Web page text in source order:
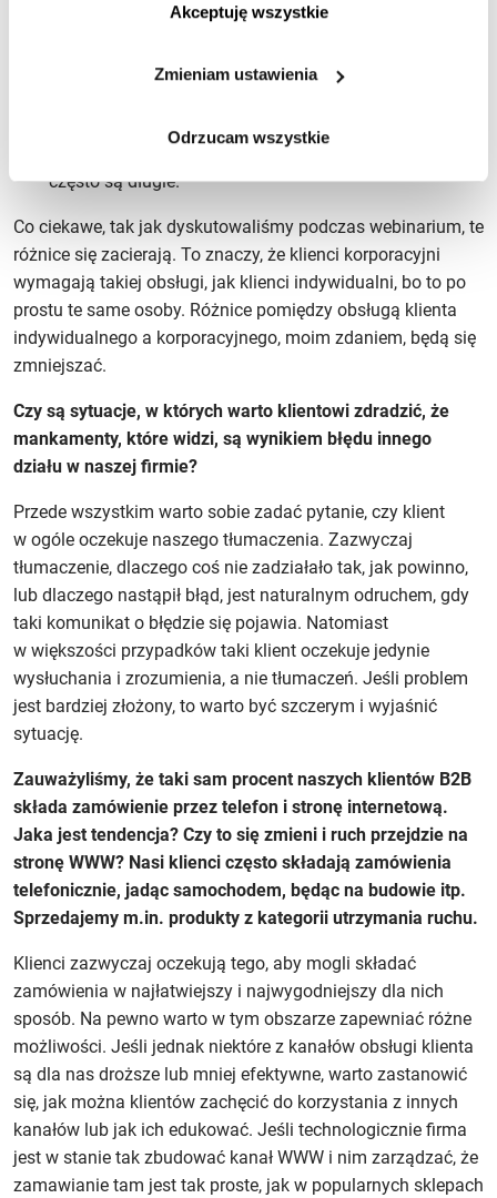
Akceptuję wszystkie
Zmieniam ustawienia
Odrzucam wszystkie
aby zapewnić odpowiednie jego zadowolenie;
stopnia formalności przy obsłudze niż klient
klient indywidualny jest przyzwyczajony do
natychmiastowej obsługi, natomiast procedury firmowe
często są długie.
Co ciekawe, tak jak dyskutowaliśmy podczas webinarium, te
różnice się zacierają. To znaczy, że klienci korporacyjni
wymagają takiej obsługi, jak klienci indywidualni, bo to po
prostu te same osoby. Różnice pomiędzy obsługą klienta
indywidualnego a korporacyjnego, moim zdaniem, będą się
zmniejszać.
Czy są sytuacje, w których warto klientowi zdradzić, że
mankamenty, które widzi, są wynikiem błędu innego
działu w naszej firmie?
Przede wszystkim warto sobie zadać pytanie, czy klient
w ogóle oczekuje naszego tłumaczenia. Zazwyczaj
tłumaczenie, dlaczego coś nie zadziałało tak, jak powinno,
lub dlaczego nastąpił błąd, jest naturalnym odruchem, gdy
taki komunikat o błędzie się pojawia. Natomiast
w większości przypadków taki klient oczekuje jedynie
wysłuchania i zrozumienia, a nie tłumaczeń. Jeśli problem
jest bardziej złożony, to warto być szczerym i wyjaśnić
sytuację.
Zauważyliśmy, że taki sam procent naszych klientów B2B
składa zamówienie przez telefon i stronę internetową.
Jaka jest tendencja? Czy to się zmieni i ruch przejdzie na
stronę WWW? Nasi klienci często składają zamówienia
telefonicznie, jadąc samochodem, będąc na budowie itp.
Sprzedajemy m.in. produkty z kategorii utrzymania ruchu.
Klienci zazwyczaj oczekują tego, aby mogli składać
zamówienia w najłatwiejszy i najwygodniejszy dla nich
sposób. Na pewno warto w tym obszarze zapewniać różne
możliwości. Jeśli jednak niektóre z kanałów obsługi klienta
są dla nas droższe lub mniej efektywne, warto zastanowić
się, jak można klientów zachęcić do korzystania z innych
kanałów lub jak ich edukować. Jeśli technologicznie firma
jest w stanie tak zbudować kanał WWW i nim zarządzać, że
zamawianie tam jest tak proste, jak w popularnych sklepach